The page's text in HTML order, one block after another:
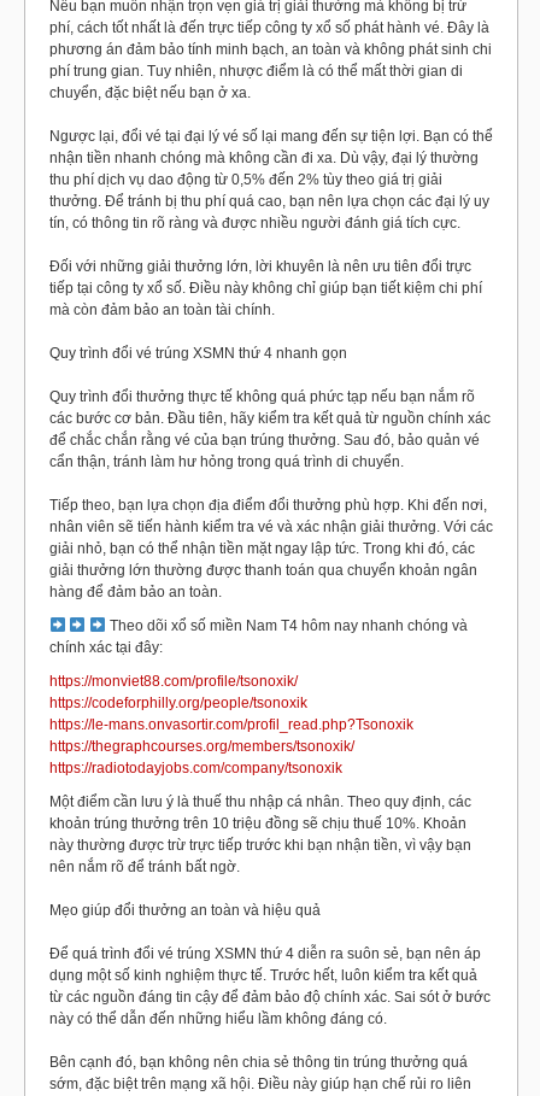
Nếu bạn muốn nhận trọn vẹn giá trị giải thưởng mà không bị trừ
phí, cách tốt nhất là đến trực tiếp công ty xổ số phát hành vé. Đây là
phương án đảm bảo tính minh bạch, an toàn và không phát sinh chi
phí trung gian. Tuy nhiên, nhược điểm là có thể mất thời gian di
chuyển, đặc biệt nếu bạn ở xa.
Ngược lại, đổi vé tại đại lý vé số lại mang đến sự tiện lợi. Bạn có thể
nhận tiền nhanh chóng mà không cần đi xa. Dù vậy, đại lý thường
thu phí dịch vụ dao động từ 0,5% đến 2% tùy theo giá trị giải
thưởng. Để tránh bị thu phí quá cao, bạn nên lựa chọn các đại lý uy
tín, có thông tin rõ ràng và được nhiều người đánh giá tích cực.
Đối với những giải thưởng lớn, lời khuyên là nên ưu tiên đổi trực
tiếp tại công ty xổ số. Điều này không chỉ giúp bạn tiết kiệm chi phí
mà còn đảm bảo an toàn tài chính.
Quy trình đổi vé trúng XSMN thứ 4 nhanh gọn
Quy trình đổi thưởng thực tế không quá phức tạp nếu bạn nắm rõ
các bước cơ bản. Đầu tiên, hãy kiểm tra kết quả từ nguồn chính xác
để chắc chắn rằng vé của bạn trúng thưởng. Sau đó, bảo quản vé
cẩn thận, tránh làm hư hỏng trong quá trình di chuyển.
Tiếp theo, bạn lựa chọn địa điểm đổi thưởng phù hợp. Khi đến nơi,
nhân viên sẽ tiến hành kiểm tra vé và xác nhận giải thưởng. Với các
giải nhỏ, bạn có thể nhận tiền mặt ngay lập tức. Trong khi đó, các
giải thưởng lớn thường được thanh toán qua chuyển khoản ngân
hàng để đảm bảo an toàn.
Theo dõi xổ số miền Nam T4 hôm nay nhanh chóng và
chính xác tại đây:
https://monviet88.com/profile/tsonoxik/
https://codeforphilly.org/people/tsonoxik
https://le-mans.onvasortir.com/profil_read.php?Tsonoxik
https://thegraphcourses.org/members/tsonoxik/
https://radiotodayjobs.com/company/tsonoxik
Một điểm cần lưu ý là thuế thu nhập cá nhân. Theo quy định, các
khoản trúng thưởng trên 10 triệu đồng sẽ chịu thuế 10%. Khoản
này thường được trừ trực tiếp trước khi bạn nhận tiền, vì vậy bạn
nên nắm rõ để tránh bất ngờ.
Mẹo giúp đổi thưởng an toàn và hiệu quả
Để quá trình đổi vé trúng XSMN thứ 4 diễn ra suôn sẻ, bạn nên áp
dụng một số kinh nghiệm thực tế. Trước hết, luôn kiểm tra kết quả
từ các nguồn đáng tin cậy để đảm bảo độ chính xác. Sai sót ở bước
này có thể dẫn đến những hiểu lầm không đáng có.
Bên cạnh đó, bạn không nên chia sẻ thông tin trúng thưởng quá
sớm, đặc biệt trên mạng xã hội. Điều này giúp hạn chế rủi ro liên